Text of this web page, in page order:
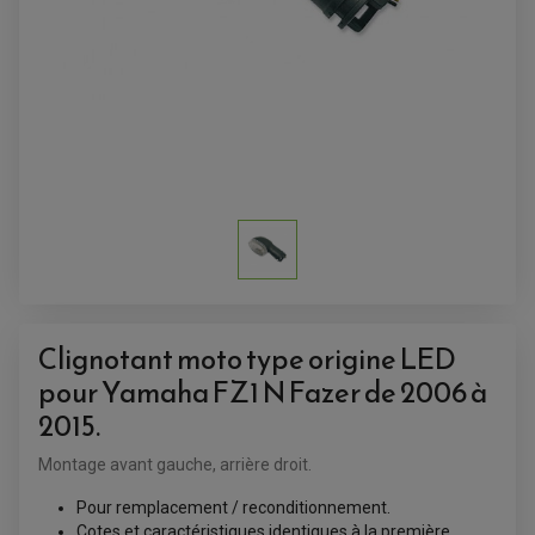
ACCESSOIRES ANODISES POUR QUAD
Clignotant moto type origine LED
pour Yamaha FZ1 N Fazer de 2006 à
2015.
Montage avant gauche, arrière droit.
Pour remplacement / reconditionnement.